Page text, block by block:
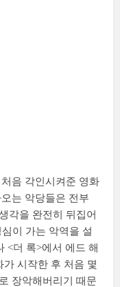
음 각인시켜준 영화
는 악당들은 전부
각을 완전히 뒤집어
이 가는 악역을 설
<더 록>에서 에드 해
시작한 후 처음 몇
장악해버리기 때문